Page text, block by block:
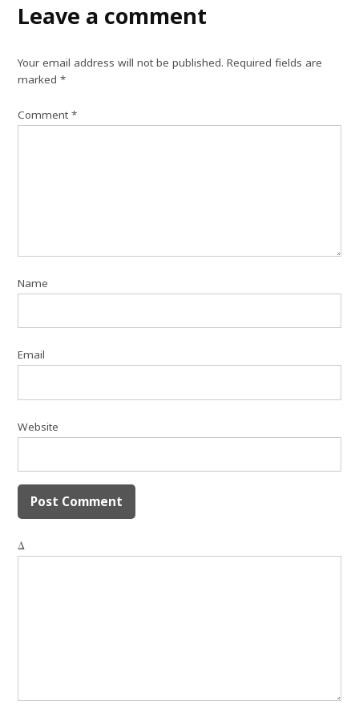
Leave a comment
Your email address will not be published. Required fields are
marked*
Comment*
Name
Email
Website
Δ